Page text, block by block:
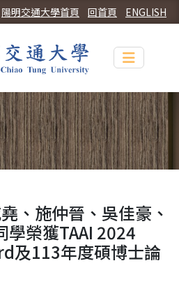
ENGLISH
回首頁
陽明交通大學首頁
Toggle
、施仲晉、吳佳豪、
學榮獲TAAI 2024
及113年度碩博士論